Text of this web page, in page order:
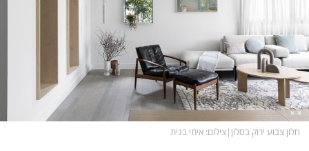
חלון צבוע ירוק בסלון|צילום: איתי בנית